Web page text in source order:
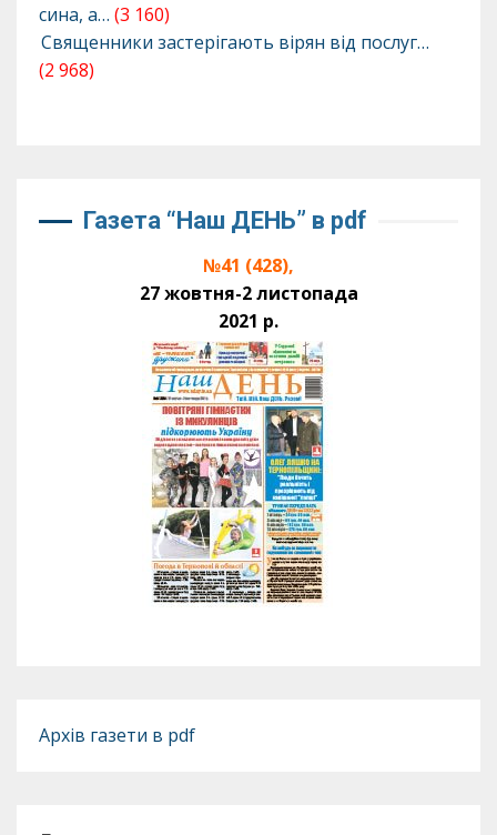
сина, а… (3 160)
Священники застерігають вірян від послуг…
(2 968)
Газета “Наш ДЕНЬ” в pdf
№41 (428),
27 жовтня-2 листопада
2021 р.
Архів газети в pdf